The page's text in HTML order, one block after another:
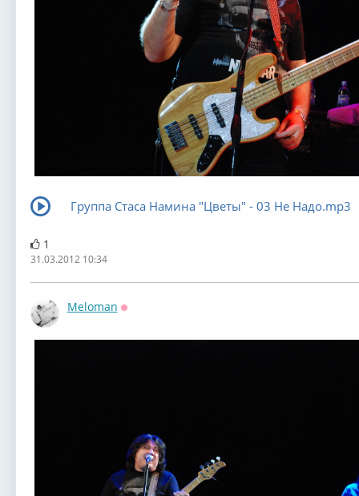
Группа Стаса Намина "Цветы" - 03 Не Надо.mp3
1
31.03.2012 10:34
Meloman